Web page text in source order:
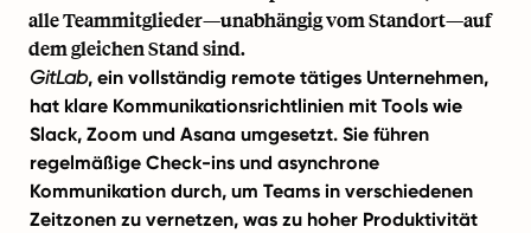
alle Teammitglieder—unabhängig vom Standort—auf
dem gleichen Stand sind.
GitLab, ein vollständig remote tätiges Unternehmen,
hat klare Kommunikationsrichtlinien mit Tools wie
Slack, Zoom und Asana umgesetzt. Sie führen
regelmäßige Check-ins und asynchrone
Kommunikation durch, um Teams in verschiedenen
Zeitzonen zu vernetzen, was zu hoher Produktivität